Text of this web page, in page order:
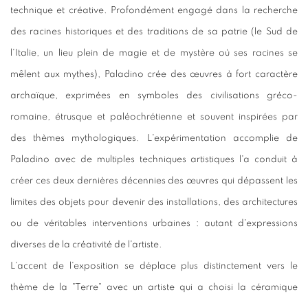
technique et créative. Profondément engagé dans la recherche
des racines historiques et des traditions de sa patrie (le Sud de
l'Italie, un lieu plein de magie et de mystère où ses racines se
mêlent aux mythes), Paladino crée des œuvres à fort caractère
archaïque, exprimées en symboles des civilisations gréco-
romaine, étrusque et paléochrétienne et souvent inspirées par
des thèmes mythologiques. L'expérimentation accomplie de
Paladino avec de multiples techniques artistiques l'a conduit à
créer ces deux dernières décennies des œuvres qui dépassent les
limites des objets pour devenir des installations, des architectures
ou de véritables interventions urbaines : autant d'expressions
diverses de la créativité de l'artiste.
L'accent de l'exposition se déplace plus distinctement vers le
thème de la "Terre" avec un artiste qui a choisi la céramique